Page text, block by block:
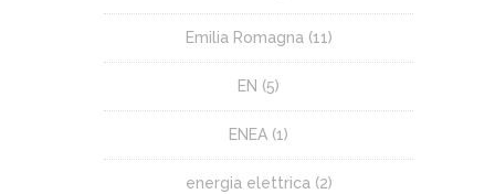
Emilia Romagna (11)
EN (5)
ENEA (1)
energia elettrica (2)